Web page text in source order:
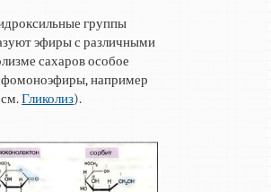
группы
эфиры с различными
сахаров особое
например
Гликолиз).